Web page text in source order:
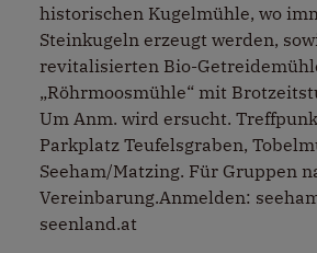
historischen Kugelmühle, wo
Steinkugeln erzeugt werden,
revitalisierten Bio-
„Röhrmoosmühle“ mit
Um Anm. wird ersucht.
Parkplatz Teufelsgraben,
Seeham/Matzing. Für Gruppen
Vereinbarung.Anmelden:
seenland.at